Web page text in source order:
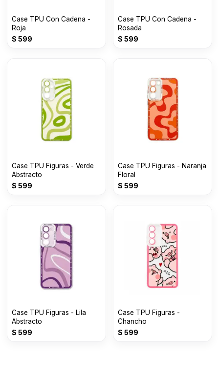
Case TPU Con Cadena -
Roja
$ 599
Case TPU Con Cadena -
Rosada
$ 599
Case TPU Figuras - Verde
Abstracto
$ 599
Case TPU Figuras - Naranja
Floral
$ 599
Case TPU Figuras - Lila
Abstracto
$ 599
Case TPU Figuras -
Chancho
$ 599